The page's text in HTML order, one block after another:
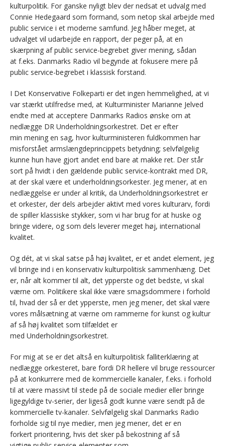
kulturpolitik. For ganske nyligt blev der nedsat et udvalg med
Connie Hedegaard som formand, som netop skal arbejde med
public service i et moderne samfund. Jeg håber meget, at
udvalget vil udarbejde en rapport, der peger på, at en
skærpning af public service-begrebet giver mening, sådan
at f.eks. Danmarks Radio vil begynde at fokusere mere på
public service-begrebet i klassisk forstand.
I Det Konservative Folkeparti er det ingen hemmelighed, at vi
var stærkt utilfredse med, at Kulturminister Marianne Jelved
endte med at acceptere Danmarks Radios ønske om at
nedlægge DR Underholdningsorkestret. Det er efter
min mening en sag, hvor kulturministeren fuldkommen har
misforstået armslængdeprincippets betydning; selvfølgelig
kunne hun have gjort andet end bare at makke ret. Der står
sort på hvidt i den gældende public service-kontrakt med DR,
at der skal være et underholdningsorkester. Jeg mener, at en
nedlæggelse er under al kritik, da Underholdningsorkestret er
et orkester, der dels arbejder aktivt med vores kulturarv, fordi
de spiller klassiske stykker, som vi har brug for at huske og
bringe videre, og som dels leverer meget høj, international
kvalitet.
Og dét, at vi skal satse på høj kvalitet, er et andet element, jeg
vil bringe ind i en konservativ kulturpolitisk sammenhæng. Det
er, når alt kommer til alt, det ypperste og det bedste, vi skal
værne om. Politikere skal ikke være smagsdommere i forhold
til, hvad der så er det ypperste, men jeg mener, det skal være
vores målsætning at værne om rammerne for kunst og kultur
af så høj kvalitet som tilfældet er
med Underholdningsorkestret.
For mig at se er det altså en kulturpolitisk falliterklæring at
nedlægge orkesteret, bare fordi DR hellere vil bruge ressourcer
på at konkurrere med de kommercielle kanaler, f.eks. i forhold
til at være massivt til stede på de sociale medier eller bringe
ligegyldige tv-serier, der ligeså godt kunne være sendt på de
kommercielle tv-kanaler. Selvfølgelig skal Danmarks Radio
forholde sig til nye medier, men jeg mener, det er en
forkert prioritering, hvis det sker på bekostning af så